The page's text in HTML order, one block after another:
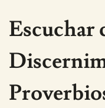
Escuchar